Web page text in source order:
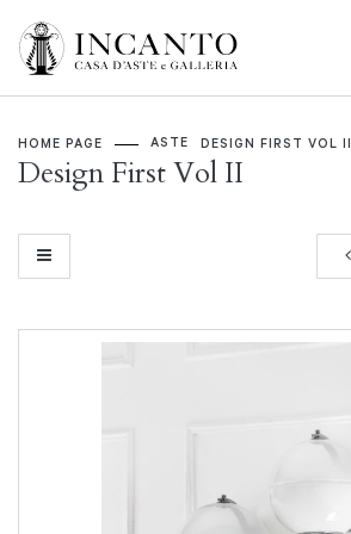
HOME PAGE ASTE DESIGN FIRST VOL II
Design First Vol II